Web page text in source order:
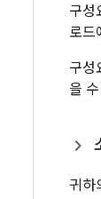
구성
로드
구성
을
귀하